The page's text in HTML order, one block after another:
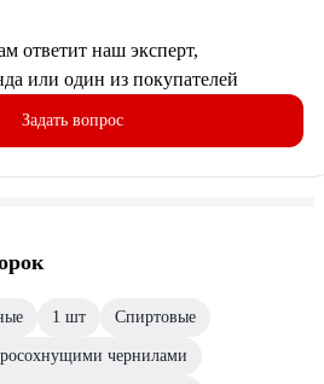
ответит наш эксперт,
или один из покупателей
Задать вопрос
1 шт Спиртовые
чернилами